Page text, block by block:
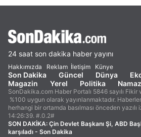
24 saat son dakika haber yayını
Hakkımızda Reklam İletişim Künye
Son Dakika Güncel Dünya
Magazin
Yerel Politika
SonDakika.com Haber Portalı 5846 sayılı
%100 uygun olarak yayınlanmaktadır.
herhangi bir ortamda basılması önceden
14:26:39. #.0.2#
SON DAKİKA: Çin Devlet Başkanı Şi, ABD
karşıladı - Son Dakika